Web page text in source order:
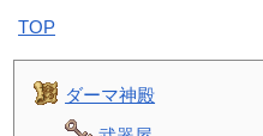
TOP
ダーマ神殿